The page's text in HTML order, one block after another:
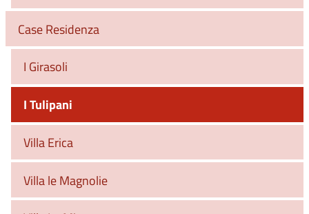
Case Residenza
I Girasoli
I Tulipani
Villa Erica
Villa le Magnolie